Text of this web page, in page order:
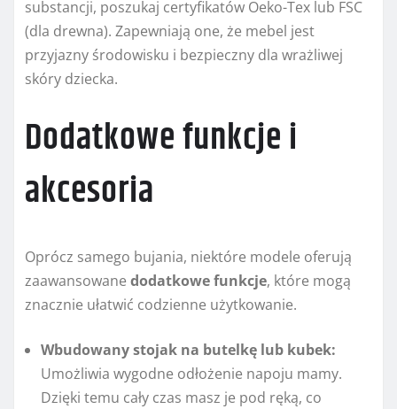
substancji, poszukaj certyfikatów Oeko-Tex lub FSC
(dla drewna). Zapewniają one, że mebel jest
przyjazny środowisku i bezpieczny dla wrażliwej
skóry dziecka.
Dodatkowe funkcje i
akcesoria
Oprócz samego bujania, niektóre modele oferują
zaawansowane dodatkowe funkcje, które mogą
znacznie ułatwić codzienne użytkowanie.
Wbudowany stojak na butelkę lub kubek:
Umożliwia wygodne odłożenie napoju mamy.
Dzięki temu cały czas masz je pod ręką, co